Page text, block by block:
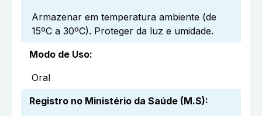
Armazenar em temperatura ambiente (de
15ºC a 30ºC). Proteger da luz e umidade.
Modo de Uso:
Oral
Registro no Ministério da Saúde (M.S):